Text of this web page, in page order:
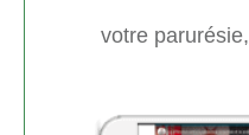
votre parurésie,